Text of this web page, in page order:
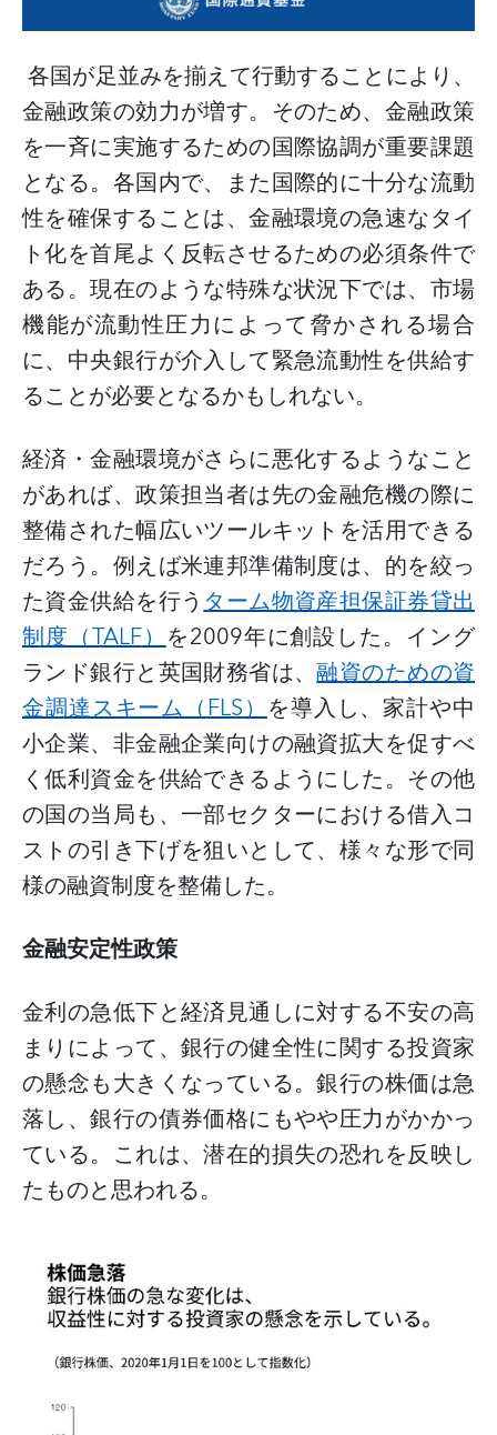
各国が足並みを揃えて行動することにより、
金融政策の効力が増す。そのため、金融政策
を一斉に実施するための国際協調が重要課題
となる。各国内で、また国際的に十分な流動
性を確保することは、金融環境の急速なタイ
ト化を首尾よく反転させるための必須条件で
ある。現在のような特殊な状況下では、市場
機能が流動性圧力によって脅かされる場合
に、中央銀行が介入して緊急流動性を供給す
ることが必要となるかもしれない。
経済・金融環境がさらに悪化するようなこと
があれば、政策担当者は先の金融危機の際に
整備された幅広いツールキットを活用できる
だろう。例えば米連邦準備制度は、的を絞っ
た資金供給を行うターム物資産担保証券貸出
制度（TALF）を2009年に創設した。イング
ランド銀行と英国財務省は、融資のための資
金調達スキーム（FLS）を導入し、家計や中
小企業、非金融企業向けの融資拡大を促すべ
く低利資金を供給できるようにした。その他
の国の当局も、一部セクターにおける借入コ
ストの引き下げを狙いとして、様々な形で同
様の融資制度を整備した。
金融安定性政策
金利の急低下と経済見通しに対する不安の高
まりによって、銀行の健全性に関する投資家
の懸念も大きくなっている。銀行の株価は急
落し、銀行の債券価格にもやや圧力がかかっ
ている。これは、潜在的損失の恐れを反映し
たものと思われる。